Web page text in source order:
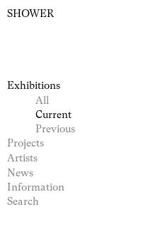
SHOWER
Exhibitions
All
Current
Previous
Projects
Artists
News
Information
Search